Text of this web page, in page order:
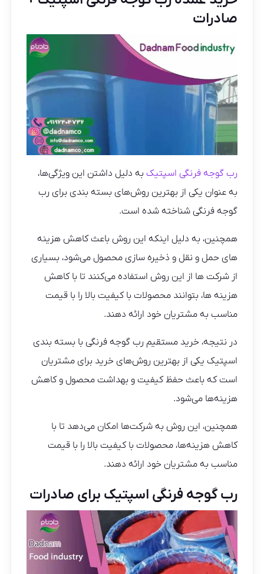
صادرات
رب گوجه فرنگی اسپتیک به دلیل داشتن این ویژگی‌ها،
به عنوان یکی از بهترین روش‌های بسته بندی برای رب
گوجه فرنگی شناخته شده است.
همچنین، به دلیل اینکه این روش باعث کاهش هزینه‌
های حمل و نقل و ذخیره سازی محصول می‌شود، بسیاری
از شرکت‌ ها از این روش استفاده می‌کنند تا با کاهش
هزینه ها، بتوانند محصولات با کیفیت بالا را با قیمت
مناسب به مشتریان خود ارائه دهند.
در نتیجه، خرید مستقیم رب گوجه فرنگی با بسته بندی
اسپتیک یکی از بهترین روش‌های خرید برای مشتریان
است که باعث حفظ کیفیت و بهداشت محصول و کاهش
هزینه‌ها می‌شود.
همچنین، این روش به شرکت‌ها امکان می‌دهد تا با
کاهش هزینه‌ها، محصولات با کیفیت بالا را با قیمت
مناسب به مشتریان خود ارائه دهند.
رب گوجه فرنگی اسپتیک برای صادرات